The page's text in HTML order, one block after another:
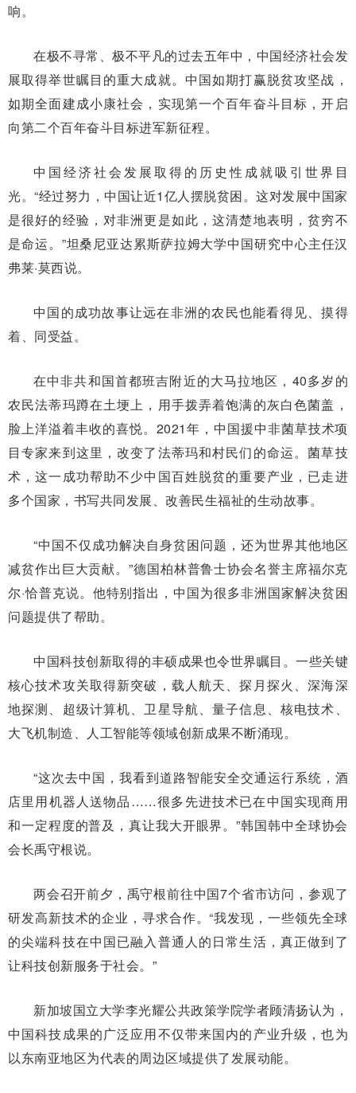
响。
在极不寻常、极不平凡的过去五年中，中国经济社会发
展取得举世瞩目的重大成就。中国如期打赢脱贫攻坚战，
如期全面建成小康社会，实现第一个百年奋斗目标，开启
向第二个百年奋斗目标进军新征程。
中国经济社会发展取得的历史性成就吸引世界目
光。“经过努力，中国让近1亿人摆脱贫困。这对发展中国家
是很好的经验，对非洲更是如此，这清楚地表明，贫穷不
是命运。”坦桑尼亚达累斯萨拉姆大学中国研究中心主任汉
弗莱·莫西说。
中国的成功故事让远在非洲的农民也能看得见、摸得
着、同受益。
在中非共和国首都班吉附近的大马拉地区，40多岁的
农民法蒂玛蹲在土埂上，用手拨弄着饱满的灰白色菌盖，
脸上洋溢着丰收的喜悦。2021年，中国援中非菌草技术项
目专家来到这里，改变了法蒂玛和村民们的命运。菌草技
术，这一成功帮助不少中国百姓脱贫的重要产业，已走进
多个国家，书写共同发展、改善民生福祉的生动故事。
“中国不仅成功解决自身贫困问题，还为世界其他地区
减贫作出巨大贡献。”德国柏林普鲁士协会名誉主席福尔克
尔·恰普克说。他特别指出，中国为很多非洲国家解决贫困
问题提供了帮助。
中国科技创新取得的丰硕成果也令世界瞩目。一些关键
核心技术攻关取得新突破，载人航天、探月探火、深海深
地探测、超级计算机、卫星导航、量子信息、核电技术、
大飞机制造、人工智能等领域创新成果不断涌现。
“这次去中国，我看到道路智能安全交通运行系统，酒
店里用机器人送物品……很多先进技术已在中国实现商用
和一定程度的普及，真让我大开眼界。”韩国韩中全球协会
会长禹守根说。
两会召开前夕，禹守根前往中国7个省市访问，参观了
研发高新技术的企业，寻求合作。“我发现，一些领先全球
的尖端科技在中国已融入普通人的日常生活，真正做到了
让科技创新服务于社会。”
新加坡国立大学李光耀公共政策学院学者顾清扬认为，
中国科技成果的广泛应用不仅带来国内的产业升级，也为
以东南亚地区为代表的周边区域提供了发展动能。